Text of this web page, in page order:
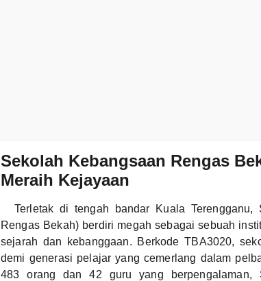
Sekolah Kebangsaan Rengas
Meraih Kejayaan
Terletak di tengah bandar Kuala
Rengas Bekah) berdiri megah sebagai sebuah
sejarah dan kebanggaan. Berkode TBA3020,
demi generasi pelajar yang cemerlang dalam
483 orang dan 42 guru yang